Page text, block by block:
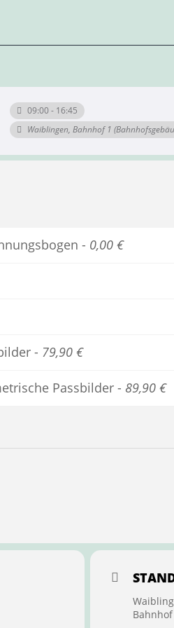
09:00 - 16:45
Waiblingen, Bahnhof 1
- 0,00 €
- 79,90 €
Passbilder - 89,90 €